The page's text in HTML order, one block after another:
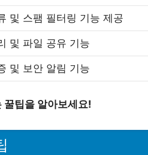
및 스팸 필터링 기능 제공
및 파일 공유 기능
및 보안 알림 기능
꿀팁을 알아보세요!